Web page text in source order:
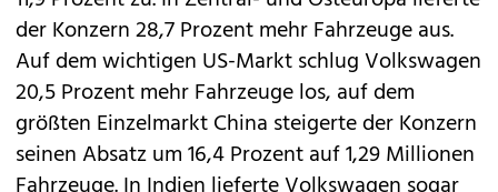
der Konzern 28,7 Prozent mehr Fahrzeuge aus.
Auf dem wichtigen US-Markt schlug Volkswagen
20,5 Prozent mehr Fahrzeuge los, auf dem
größten Einzelmarkt China steigerte der Konzern
seinen Absatz um 16,4 Prozent auf 1,29 Millionen